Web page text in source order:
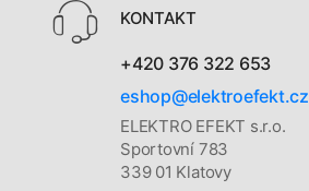
KONTAKT
+420 376 322 653
eshop@elektroefekt.cz
ELEKTRO EFEKT s.r.o.
Sportovní 783
339 01 Klatovy